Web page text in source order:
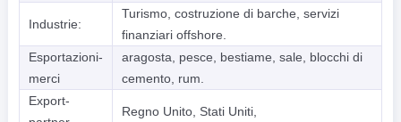
Industrie:
Turismo, costruzione di barche, servizi
finanziari offshore.
Esportazioni-
merci
aragosta, pesce, bestiame, sale, blocchi di
cemento, rum.
Export-
Regno Unito, Stati Uniti,